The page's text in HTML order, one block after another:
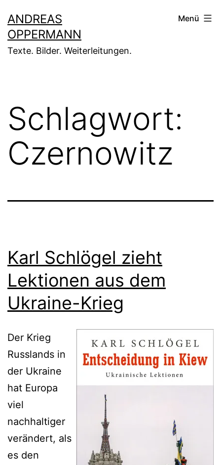
Inhalt
springen
ANDREAS
OPPERMANN
Texte. Bilder. Weiterleitungen.
Menü
Schlagwort:
Czernowitz
Karl Schlögel zieht
Lektionen aus dem
Ukraine-Krieg
Der Krieg
Russlands in
der Ukraine
hat Europa
viel
nachhaltiger
verändert, als
es den